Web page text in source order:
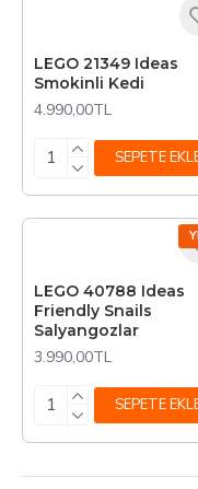
LEGO 21349 Ideas
Smokinli Kedi
4.990,00TL
SEPETE
LEGO 40788 Ideas
Friendly Snails
Salyangozlar
3.990,00TL
SEPETE